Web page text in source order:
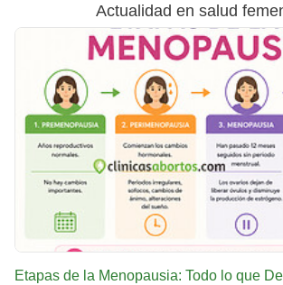
Actualidad en salud
Etapas de la Menopausia: Todo lo que